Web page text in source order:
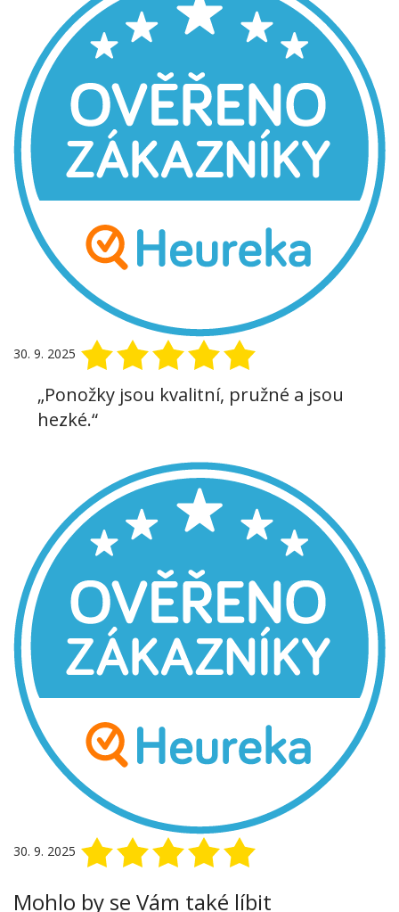
30. 9. 2025
„Ponožky jsou kvalitní, pružné a jsou
hezké.“
30. 9. 2025
Mohlo by se Vám také líbit